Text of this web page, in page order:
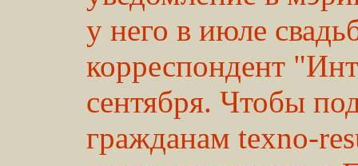
у него в июле
корреспондент
сентября. Чтобы
гражданам texno-